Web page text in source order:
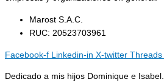
Marost S.A.C.
RUC: 20523703961
Facebook-f Linkedin-in X-twitter Threads
Dedicado a mis hijos Dominique e Isabel.